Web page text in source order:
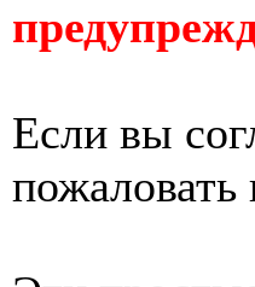
Если вы
пожаловать